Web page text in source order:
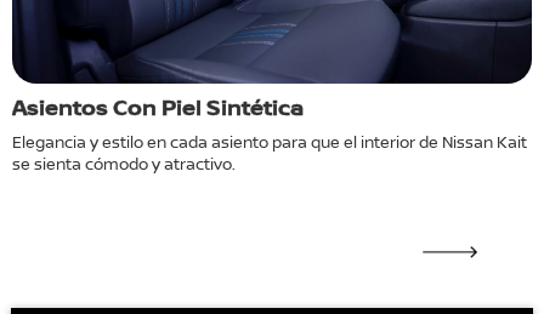
Asientos Con Piel Sintética
Elegancia y estilo en cada asiento para que el interior de Nissan Kait
se sienta cómodo y atractivo.